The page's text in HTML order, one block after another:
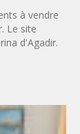
à vendre
Le site
d'Agadir.